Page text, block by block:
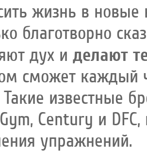
жизнь в
благотворно
дух и делают
сможет каждый
известные
Century и
упражнений.